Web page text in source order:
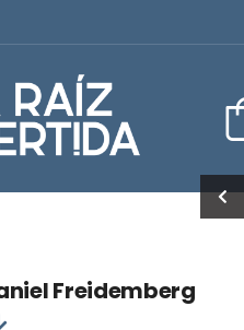
Freidemberg